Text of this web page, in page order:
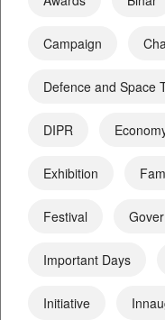
Campaign
Defence and Space
DIPR
Exhibition
Festival
Important Days
Initiative